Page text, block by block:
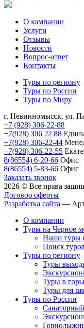
О компании
Услуги
Отзывы
Новости
Вопрос-ответ
Контакты
Туры по региону
Туры по России
Туры по Миру
г. Невинномысск, ул.
+7 (928) 306-22-88
+7(928) 306 22 88
+7(928) 306-22-44
+7(928) 306-22-55
8(86554) 6-20-66 Офис
8(86554) 5-83-66 Офис
Заказать звонок
2026 © Все права
Договор оферты
Разработка сайта —
О компании
Туры на Черное
Наши туры
Поиск
Туры по региону
Туры
Туры в горы
Туры для
Туры по России